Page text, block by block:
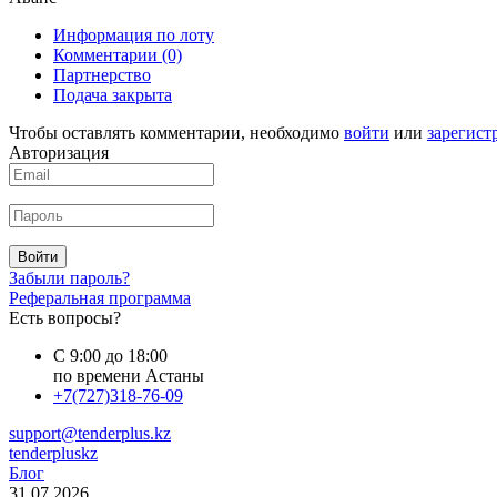
Информация по лоту
Комментарии (0)
Партнерство
Подача закрыта
Чтобы оставлять комментарии, необходимо войти или
Авторизация
Войти
Забыли пароль?
Реферальная программа
Есть вопросы?
С 9:00 до 18:00
по времени Астаны
+7(727)318-76-09
support@tenderplus.kz
tenderpluskz
Блог